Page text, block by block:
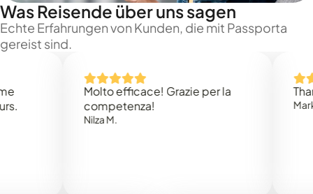
Was Reisende über uns sagen
Echte Erfahrungen von Kunden, die mit Passporta
gereist sind.
Molto efficace! Grazie per la
competenza!
Thank
Mark N.